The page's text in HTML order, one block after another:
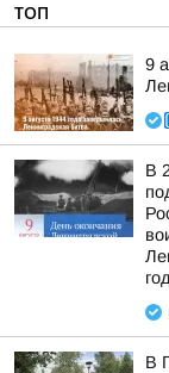
ТОП
9
В
В